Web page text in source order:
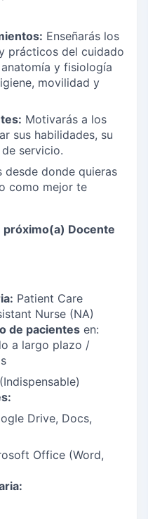
Enseñarás los
prácticos del cuidado
y fisiología
movilidad y
Motivarás a los
sus habilidades, su
servicio.
desde donde quieras
como mejor te
próximo(a) Docente
Patient Care
Nurse (NA)
de pacientes en:
a largo plazo /
(Indispensable)
Drive, Docs,
Office (Word,